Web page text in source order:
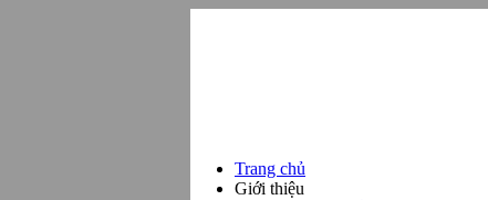
Trang chủ
Giới thiệu